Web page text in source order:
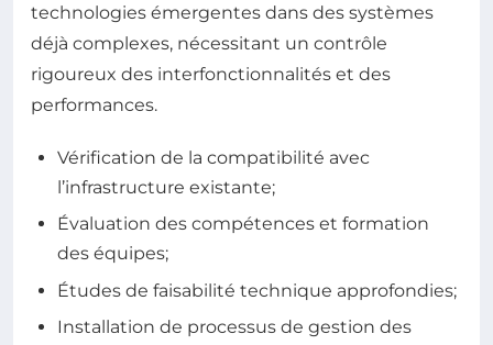
technologies émergentes dans des systèmes
déjà complexes, nécessitant un contrôle
rigoureux des interfonctionnalités et des
performances.
Vérification de la compatibilité avec
l’infrastructure existante;
Évaluation des compétences et formation
des équipes;
Études de faisabilité technique approfondies;
Installation de processus de gestion des